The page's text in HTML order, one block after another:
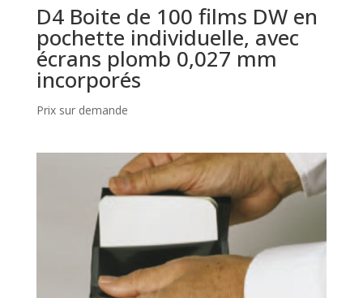
D4 Boite de 100 films DW en
pochette individuelle, avec
écrans plomb 0,027 mm
incorporés
Prix sur demande